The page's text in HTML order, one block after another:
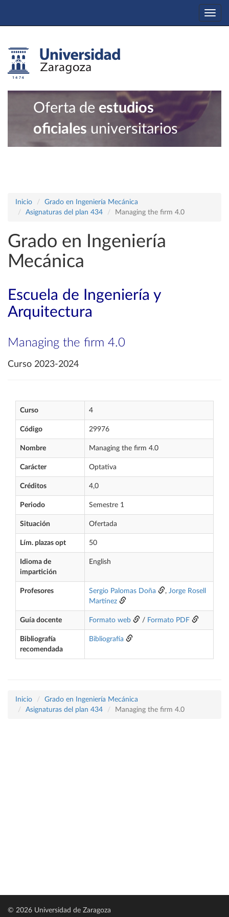
Oferta de estudios
oficiales universitarios
Inicio
Grado en Ingeniería Mecánica
Asignaturas del plan 434
Managing the firm 4.0
Grado en Ingeniería
Mecánica
Escuela de Ingeniería y
Arquitectura
Managing the firm 4.0
Curso 2023-2024
Curso 4
Código 29976
Nombre Managing the firm 4.0
Carácter Optativa
Créditos 4,0
Periodo Semestre 1
Situación Ofertada
Lím. plazas opt 50
Idioma de
impartición
English
Profesores Sergio Palomas Doña , Jorge Rosell
Martínez
Guía docente Formato web / Formato PDF
Bibliografía
recomendada
Bibliografía
Inicio
Grado en Ingeniería Mecánica
Asignaturas del plan 434
Managing the firm 4.0
© 2026 Universidad de Zaragoza